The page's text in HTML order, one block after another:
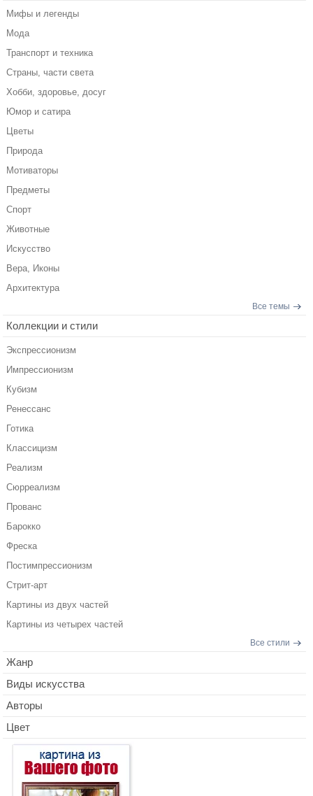
Мифы и легенды
Мода
Транспорт и техника
Страны, части света
Хобби, здоровье, досуг
Юмор и сатира
Цветы
Природа
Мотиваторы
Предметы
Спорт
Животные
Искусство
Вера, Иконы
Архитектура
Все темы
Коллекции и стили
Экспрессионизм
Импрессионизм
Кубизм
Ренессанс
Готика
Классицизм
Реализм
Сюрреализм
Прованс
Барокко
Фреска
Постимпрессионизм
Стрит-арт
Картины из двух частей
Картины из четырех частей
Все стили
Жанр
Виды искусства
Авторы
Цвет